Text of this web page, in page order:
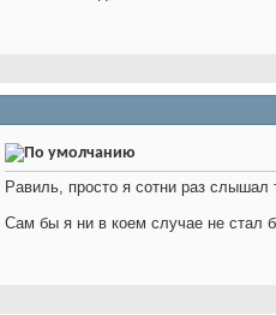
Равиль, просто я сотни раз
Сам бы я ни в коем случае не стал